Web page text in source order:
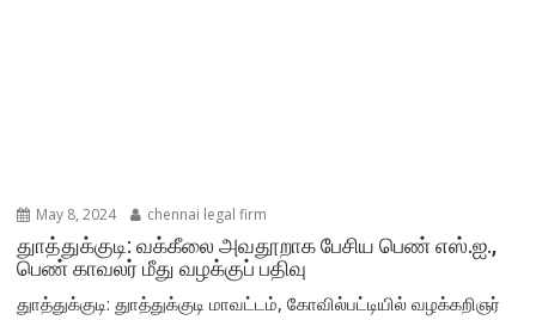
May 8, 2024 chennai legal firm
துாத்துக்குடி: வக்கீலை அவதூறாக பேசிய பெண் எஸ்.ஐ.,
பெண் காவலர் மீது வழக்குப் பதிவு
துாத்துக்குடி: துாத்துக்குடி மாவட்டம், கோவில்பட்டியில் வழக்கறிஞர்